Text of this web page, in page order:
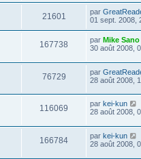
21601 par
01 sept. 2008,
167738 par Mike Sano
30 août 2008,
76729 par
28 août 2008,
116069 par kei-kun
28 août 2008,
166784 par kei-kun
28 août 2008,